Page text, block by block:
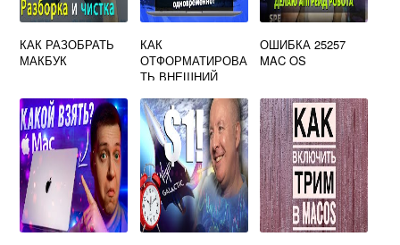
КАК РАЗОБРАТЬ
МАКБУК
КАК
ОТФОРМАТИРОВА
ТЬ ВНЕШНИЙ
НА MAC OS
ОШИБКА 25257
MAC OS